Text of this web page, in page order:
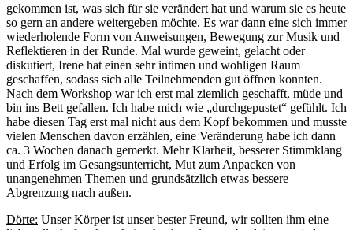
gekommen ist, was sich für sie verändert hat und warum sie es heute
so gern an andere weitergeben möchte. Es war dann eine sich immer
wiederholende Form von Anweisungen, Bewegung zur Musik und
Reflektieren in der Runde. Mal wurde geweint, gelacht oder
diskutiert, Irene hat einen sehr intimen und wohligen Raum
geschaffen, sodass sich alle Teilnehmenden gut öffnen konnten.
Nach dem Workshop war ich erst mal ziemlich geschafft, müde und
bin ins Bett gefallen. Ich habe mich wie „durchgepustet“ gefühlt. Ich
habe diesen Tag erst mal nicht aus dem Kopf bekommen und musste
vielen Menschen davon erzählen, eine Veränderung habe ich dann
ca. 3 Wochen danach gemerkt. Mehr Klarheit, besserer Stimmklang
und Erfolg im Gesangsunterricht, Mut zum Anpacken von
unangenehmen Themen und grundsätzlich etwas bessere
Abgrenzung nach außen.
Dörte: Unser Körper ist unser bester Freund, wir sollten ihm eine